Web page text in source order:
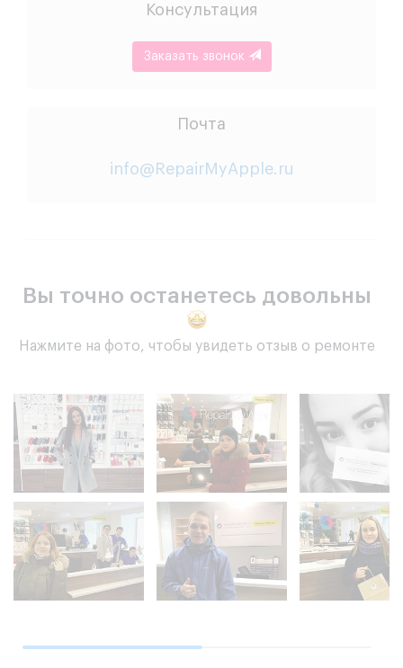
Консультация
Заказать звонок
Почта
info@RepairMyApple.ru
Вы точно останетесь довольны
Нажмите на фото, чтобы увидеть отзыв о ремонте